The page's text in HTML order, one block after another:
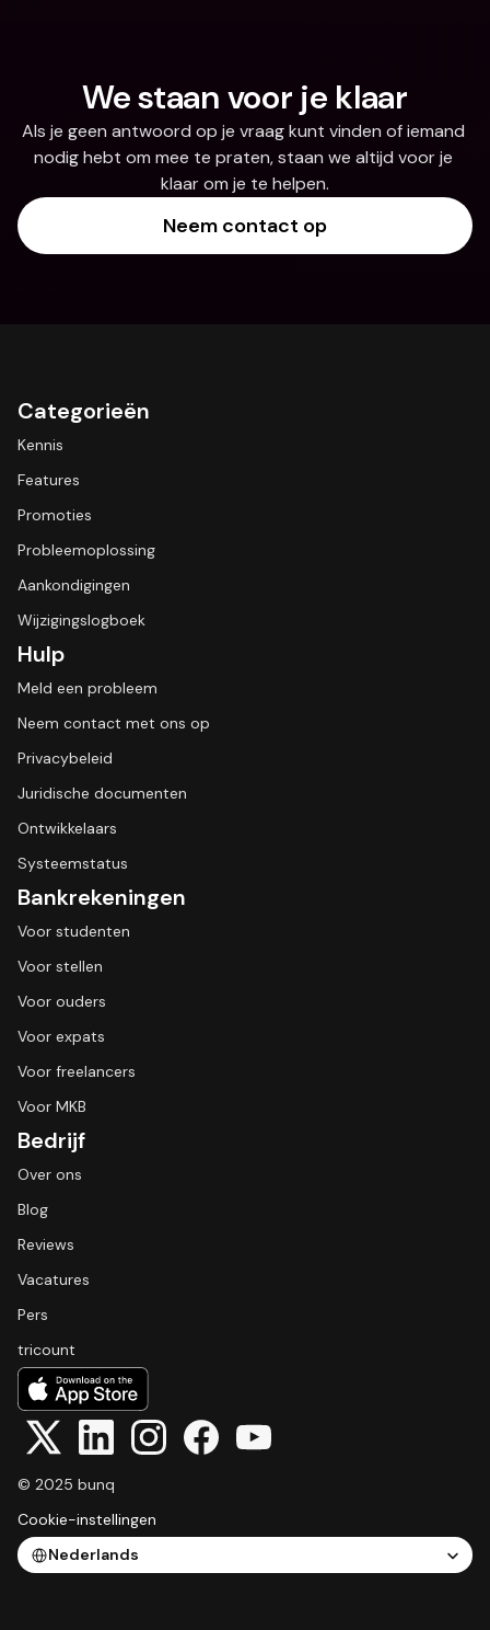
We staan voor je klaar
Als je geen antwoord op je vraag kunt vinden of iemand
nodig hebt om mee te praten, staan we altijd voor je
klaar om je te helpen.
Neem contact op
Categorieën
Kennis
Features
Promoties
Probleemoplossing
Aankondigingen
Wijzigingslogboek
Hulp
Meld een probleem
Neem contact met ons op
Privacybeleid
Juridische documenten
Ontwikkelaars
Systeemstatus
Bankrekeningen
Voor studenten
Voor stellen
Voor ouders
Voor expats
Voor freelancers
Voor MKB
Bedrijf
Over ons
Blog
Reviews
Vacatures
Pers
tricount
© 2025 bunq
Cookie-instellingen
Select Language
Nederlands